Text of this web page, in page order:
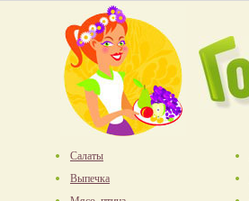
Салаты
Выпечка